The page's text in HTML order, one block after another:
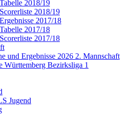
Tabelle 2018/19
Scorerliste 2018/19
Ergebnisse 2017/18
Tabelle 2017/18
Scorerliste 2017/18
und Ergebnisse 2026 2. Mannschaft
Württemberg Bezirksliga 1
Jugend